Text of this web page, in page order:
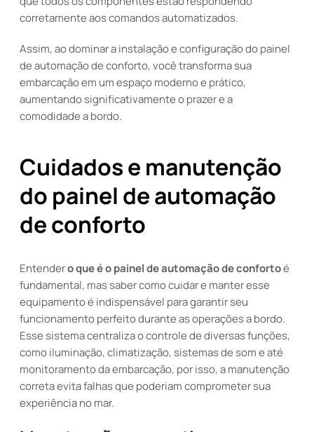
corretamente aos comandos automatizados.
Assim, ao dominar a instalação e configuração do painel
de automação de conforto, você transforma sua
embarcação em um espaço moderno e prático,
aumentando significativamente o prazer e a
comodidade a bordo.
Cuidados e manutenção
do painel de automação
de conforto
Entendero que é o painel de automação de confortoé
fundamental, mas saber como cuidar e manter esse
equipamento é indispensável para garantir seu
funcionamento perfeito durante as operações a bordo.
Esse sistema centraliza o controle de diversas funções,
como iluminação, climatização, sistemas de som e até
monitoramento da embarcação, por isso, a manutenção
correta evita falhas que poderiam comprometer sua
experiência no mar.